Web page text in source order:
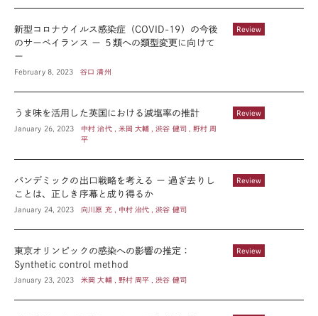
Review
新型コロナウイルス感染症（COVID-19）の今後
のサーベイランス ー ５類への類型変更に向けて
ー
February 8, 2023 谷口 清州
Review
うま味を活用した英国における減塩率の推計
January 26, 2023
中村 治代 , 米岡 大輔 , 渋谷 健司 , 野村 周
平
Review
パンデミックの出口戦略を考える ー 過ぎ去りし
ことは、正しき序幕と成り得るか
January 24, 2023 向川原 充 , 中村 治代 , 渋谷 健司
Review
東京オリンピックの感染への影響の推定：
Synthetic control method
January 23, 2023 米岡 大輔 , 野村 周平 , 渋谷 健司